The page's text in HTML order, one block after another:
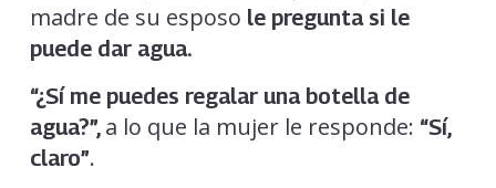
madre de su esposo le pregunta si le
puede dar agua.
“¿Sí me puedes regalar una botella de
agua?”, a lo que la mujer le responde: “Sí,
claro”.